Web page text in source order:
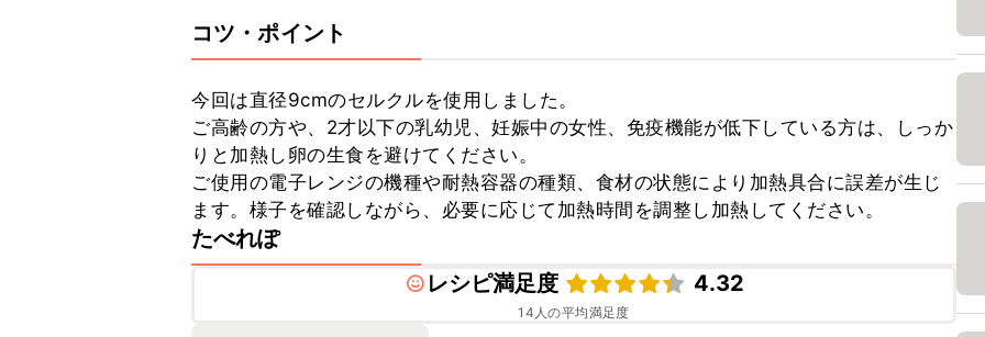
コツ・ポイント
今回は直径9cmのセルクルを使用しました。
ご高齢の方や、2才以下の乳幼児、妊娠中の女性、免疫機能が低下している方は、しっか
りと加熱し卵の生食を避けてください。
ご使用の電子レンジの機種や耐熱容器の種類、食材の状態により加熱具合に誤差が生じ
ます。様子を確認しながら、必要に応じて加熱時間を調整し加熱してください。
たべれぽ
レシピ満足度
4.32
14 人の平均満足度